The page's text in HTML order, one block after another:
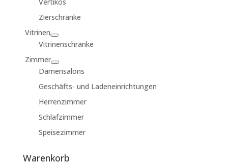
Zierschränke
Vitrinen
Vitrinenschränke
Zimmer
Damensalons
Geschäfts- und Ladeneinrichtungen
Herrenzimmer
Schlafzimmer
Speisezimmer
Warenkorb